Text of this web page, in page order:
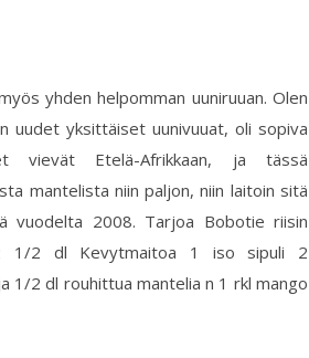
yhden helpomman uuniruuan. Olen
uudet yksittäiset uunivuuat, oli sopiva
vievät Etelä-Afrikkaan, ja tässä
mantelista niin paljon, niin laitoin sitä
vuodelta 2008. Tarjoa Bobotie riisin
2 1/2 dl Kevytmaitoa 1 iso sipuli 2
1/2 dl rouhittua mantelia n 1 rkl mango